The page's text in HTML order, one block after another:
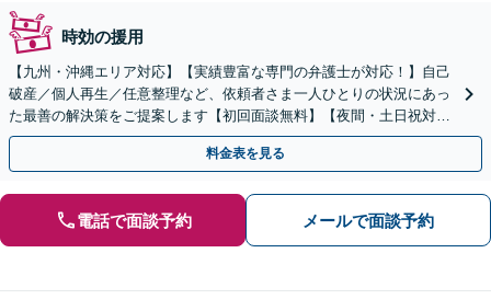
時効の援用
【九州・沖縄エリア対応】【実績豊富な専門の弁護士が対応！】自己
破産／個人再生／任意整理など、依頼者さま一人ひとりの状況にあっ
た最善の解決策をご提案します【初回面談無料】【夜間・土日祝対応
可】【ビデオ面談可】
料金表を見る
電話で面談予約 メールで面談予約